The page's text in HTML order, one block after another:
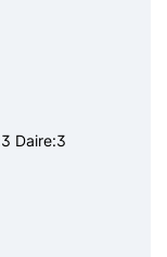
Daire:3